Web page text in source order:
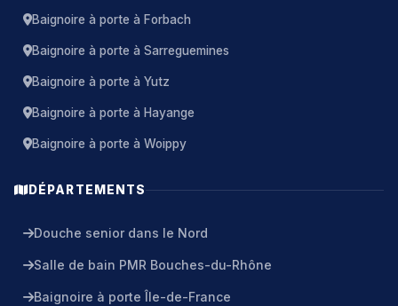
Baignoire à porte à Forbach
Baignoire à porte à Sarreguemines
Baignoire à porte à Yutz
Baignoire à porte à Hayange
Baignoire à porte à Woippy
DÉPARTEMENTS
Douche senior dans le Nord
Salle de bain PMR Bouches-du-Rhône
Baignoire à porte Île-de-France